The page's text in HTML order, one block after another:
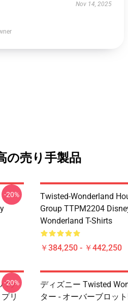
Nov 14, 2025
の売り手製品
-20%
Twisted-Wonderland
Group TTPM2204
Wonderland T-Shirts
￥384,250 - ￥442,250
ッ
リ
-20%
ディズニー Twisted
ター - オーバーブロッ